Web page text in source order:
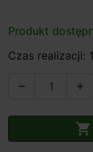
Produkt
Czas realizacji:
 
